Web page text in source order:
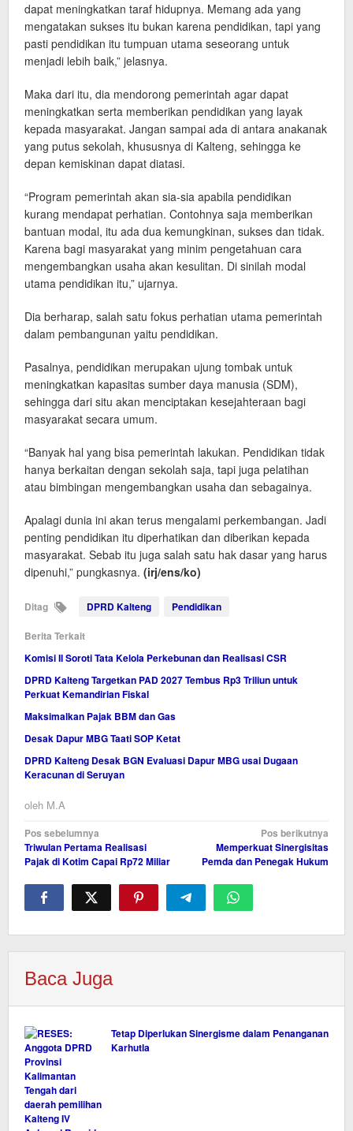
dapat meningkatkan taraf hidupnya. Memang ada yang
mengatakan sukses itu bukan karena pendidikan, tapi yang
pasti pendidikan itu tumpuan utama seseorang untuk
menjadi lebih baik,” jelasnya.
Maka dari itu, dia mendorong pemerintah agar dapat
meningkatkan serta memberikan pendidikan yang layak
kepada masyarakat. Jangan sampai ada di antara anakanak
yang putus sekolah, khususnya di Kalteng, sehingga ke
depan kemiskinan dapat diatasi.
“Program pemerintah akan sia-sia apabila pendidikan
kurang mendapat perhatian. Contohnya saja memberikan
bantuan modal, itu ada dua kemungkinan, sukses dan tidak.
Karena bagi masyarakat yang minim pengetahuan cara
mengembangkan usaha akan kesulitan. Di sinilah modal
utama pendidikan itu,” ujarnya.
Dia berharap, salah satu fokus perhatian utama pemerintah
dalam pembangunan yaitu pendidikan.
Pasalnya, pendidikan merupakan ujung tombak untuk
meningkatkan kapasitas sumber daya manusia (SDM),
sehingga dari situ akan menciptakan kesejahteraan bagi
masyarakat secara umum.
“Banyak hal yang bisa pemerintah lakukan. Pendidikan tidak
hanya berkaitan dengan sekolah saja, tapi juga pelatihan
atau bimbingan mengembangkan usaha dan sebagainya.
Apalagi dunia ini akan terus mengalami perkembangan. Jadi
penting pendidikan itu diperhatikan dan diberikan kepada
masyarakat. Sebab itu juga salah satu hak dasar yang harus
dipenuhi,” pungkasnya. (irj/ens/ko)
Ditag DPRD Kalteng Pendidikan
Berita Terkait
Komisi II Soroti Tata Kelola Perkebunan dan Realisasi CSR
DPRD Kalteng Targetkan PAD 2027 Tembus Rp3 Triliun untuk
Perkuat Kemandirian Fiskal
Maksimalkan Pajak BBM dan Gas
Desak Dapur MBG Taati SOP Ketat
DPRD Kalteng Desak BGN Evaluasi Dapur MBG usai Dugaan
Keracunan di Seruyan
oleh M.A
Navigasi
pos
Pos sebelumnya
Triwulan Pertama Realisasi
Pajak di Kotim Capai Rp72 Miliar
Pos berikutnya
Memperkuat Sinergisitas
Pemda dan Penegak Hukum
Baca Juga
Tetap Diperlukan Sinergisme dalam Penanganan
Karhutla